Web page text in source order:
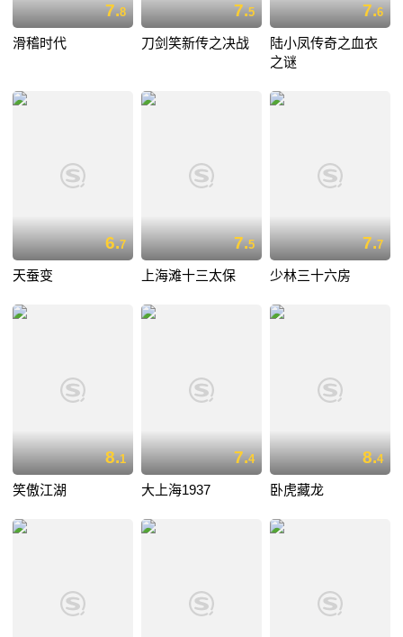
7.8
滑稽时代
7.5
刀剑笑新传之决战
7.6
陆小凤传奇之血衣
之谜
6.7
天蚕变
7.5
上海滩十三太保
7.7
少林三十六房
8.1
笑傲江湖
7.4
大上海1937
8.4
卧虎藏龙